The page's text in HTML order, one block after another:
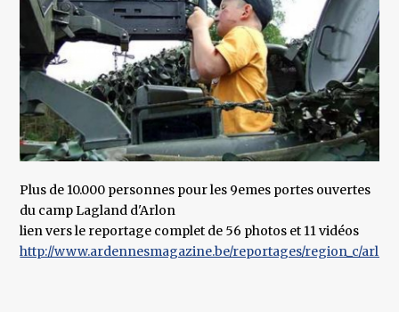
Plus de 10.000 personnes pour les 9emes portes ouvertes
du camp Lagland d'Arlon
lien vers le reportage complet de 56 photos et 11 vidéos
http://www.ardennesmagazine.be/reportages/region_c/